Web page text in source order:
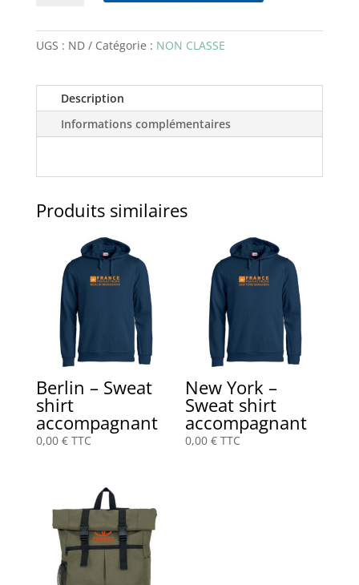
-
manches
courtes
UGS : ND Catégorie : NON CLASSE
Description
Informations complémentaires
Produits similaires
Berlin – Sweat
shirt
accompagnant
0,00 € TTC
New York –
Sweat shirt
accompagnant
0,00€ TTC